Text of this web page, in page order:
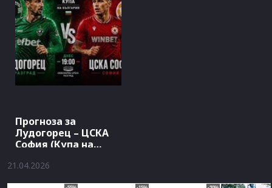
Прогноза за
Лудогорец – ЦСКА
София (Купа на
21.04.2026